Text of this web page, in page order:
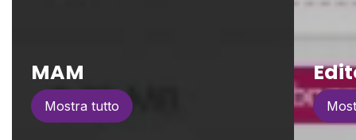
MAM
Mostra tutto